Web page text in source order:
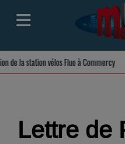
de la station vélos Fluo à Commercy
Lettre de